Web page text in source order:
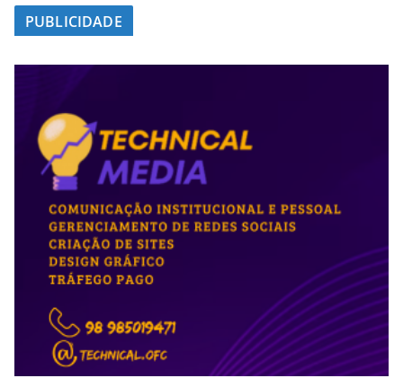
PUBLICIDADE